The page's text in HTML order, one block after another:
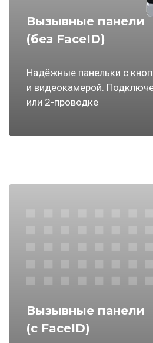
Вызывные панели
(без FaceID)
Надёжные панельки с
и видеокамерой.
или 2-проводке
Вызывные панели
(с FaceID)